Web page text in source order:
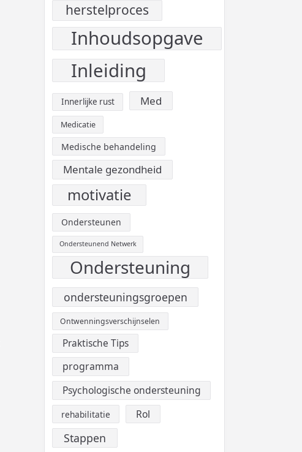
herstelproces
Inhoudsopgave
Inleiding
Innerlijke rust Med
Medicatie
Medische behandeling
Mentale gezondheid
motivatie
Ondersteunen
Ondersteunend Netwerk
Ondersteuning
ondersteuningsgroepen
Ontwenningsverschijnselen
Praktische Tips
programma
Psychologische ondersteuning
rehabilitatie Rol
Stappen